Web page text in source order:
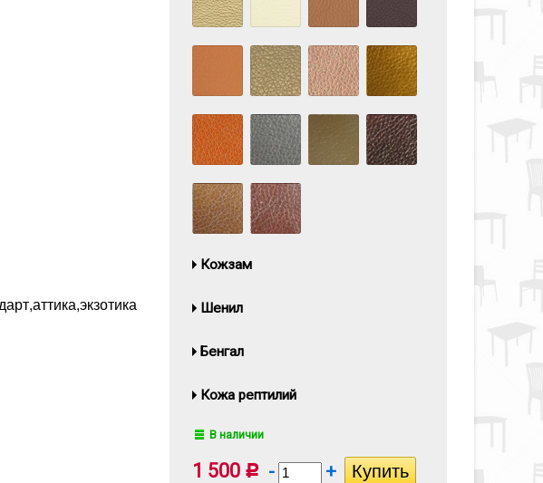
Кожзам
Шенил
Бенгал
Кожа рептилий
В наличии
1 500 Р - +